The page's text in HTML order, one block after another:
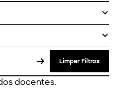
Limpar Filtros
docentes.